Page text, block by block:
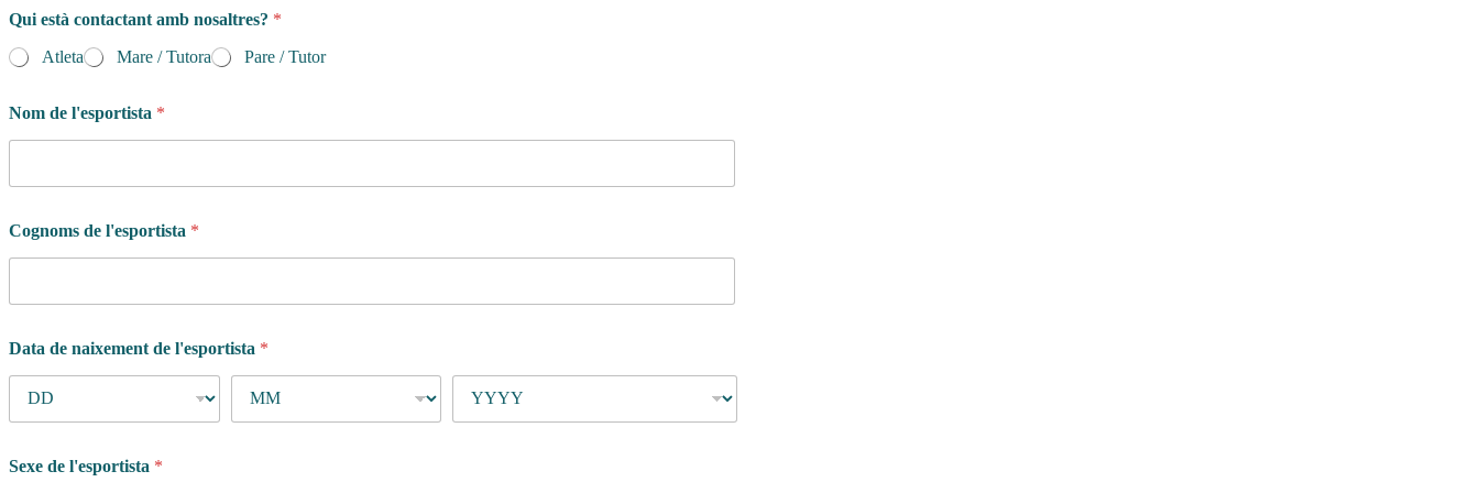
Qui està contactant amb nosaltres? *
Atleta
Mare / Tutora Pare / Tutor
Nom de l'esportista *
Cognoms de l'esportista *
Data de naixement de l'esportista *
Sexe de l'esportista *